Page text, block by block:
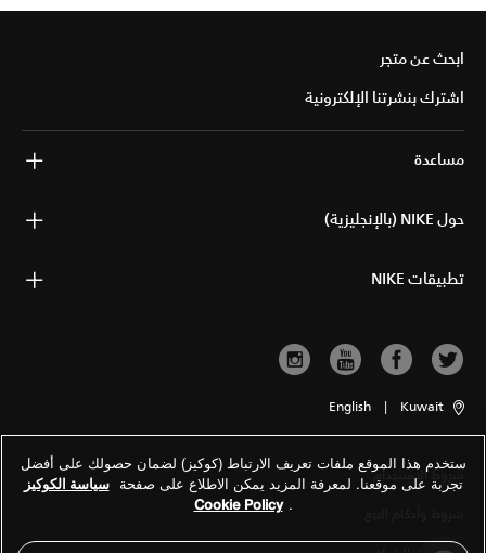
ابحث عن متجر
اشترك بنشرتنا الإلكترونية
مساعدة
حول NIKE (بالإنجليزية)
تطبيقات NIKE
Kuwait
|
English
شروط الاستخدام
ستخدم هذا الموقع ملفات تعريف الارتباط (كوكيز) لضمان حصولك على أفضل
تجربة على موقعنا. لمعرفة المزيد يمكن الاطلاع على صفحة سياسة الكوكيز
.
Cookie Policy